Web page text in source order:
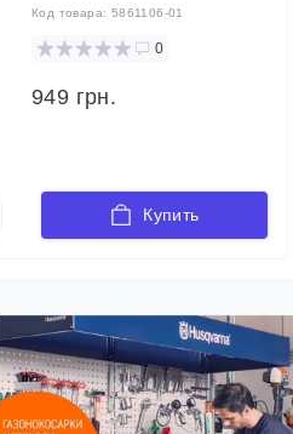
Код товара: 5861106-01
0
949 грн.
Купить